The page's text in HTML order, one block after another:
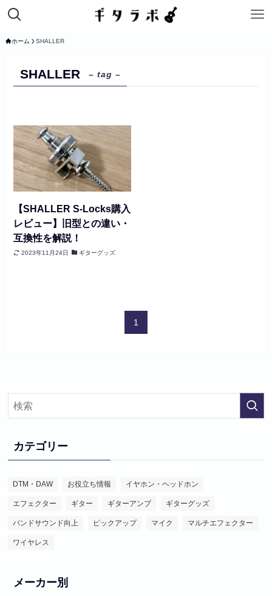
ホーム SHALLER
SHALLER – tag –
【SHALLER S-Locks購入
レビュー】旧型との違い・
互換性を解説！
2023年11月24日 ギターグッズ
1
カテゴリー
DTM・DAW お役立ち情報 イヤホン・ヘッドホン
エフェクター ギター ギターアンプ ギターグッズ
バンドサウンド向上 ピックアップ マイク マルチエフェクター
ワイヤレス
メーカー別